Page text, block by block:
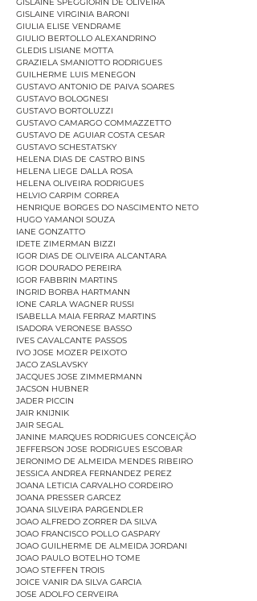
GISLAINE VIRGINIA BARONI
GIULIA ELISE VENDRAME
GIULIO BERTOLLO ALEXANDRINO
GLEDIS LISIANE MOTTA
GRAZIELA SMANIOTTO RODRIGUES
GUILHERME LUIS MENEGON
GUSTAVO ANTONIO DE PAIVA SOARES
GUSTAVO BOLOGNESI
GUSTAVO BORTOLUZZI
GUSTAVO CAMARGO COMMAZZETTO
GUSTAVO DE AGUIAR COSTA CESAR
GUSTAVO SCHESTATSKY
HELENA DIAS DE CASTRO BINS
HELENA LIEGE DALLA ROSA
HELENA OLIVEIRA RODRIGUES
HELVIO CARPIM CORREA
HENRIQUE BORGES DO NASCIMENTO NETO
HUGO YAMANOI SOUZA
IANE GONZATTO
IDETE ZIMERMAN BIZZI
IGOR DIAS DE OLIVEIRA ALCANTARA
IGOR DOURADO PEREIRA
IGOR FABBRIN MARTINS
INGRID BORBA HARTMANN
IONE CARLA WAGNER RUSSI
ISABELLA MAIA FERRAZ MARTINS
ISADORA VERONESE BASSO
IVES CAVALCANTE PASSOS
IVO JOSE MOZER PEIXOTO
JACO ZASLAVSKY
JACQUES JOSE ZIMMERMANN
JACSON HUBNER
JADER PICCIN
JAIR KNIJNIK
JAIR SEGAL
JANINE MARQUES RODRIGUES CONCEIÇÃO
JEFFERSON JOSE RODRIGUES ESCOBAR
JERONIMO DE ALMEIDA MENDES RIBEIRO
JESSICA ANDREA FERNANDEZ PEREZ
JOANA LETICIA CARVALHO CORDEIRO
JOANA PRESSER GARCEZ
JOANA SILVEIRA PARGENDLER
JOAO ALFREDO ZORRER DA SILVA
JOAO FRANCISCO POLLO GASPARY
JOAO GUILHERME DE ALMEIDA JORDANI
JOAO PAULO BOTELHO TOME
JOAO STEFFEN TROIS
JOICE VANIR DA SILVA GARCIA
JOSE ADOLFO CERVEIRA